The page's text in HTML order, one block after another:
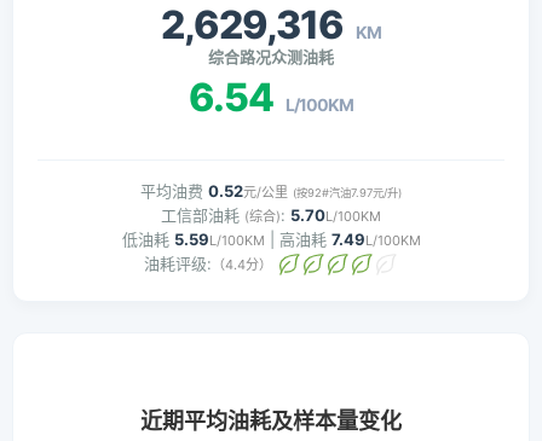
2,629,316 KM
综合路况众测油耗
6.54 L/100KM
平均油费 0.52元/公里 (按92#汽油7.97元/升)
工信部油耗 (综合): 5.70L/100KM
低油耗 5.59L/100KM | 高油耗 7.49L/100KM
油耗评级: （4.4分）